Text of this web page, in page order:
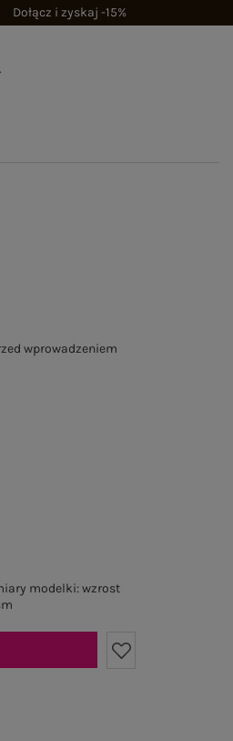
Dołącz i zyskaj -15%
modelki: wzrost
wprowadzeniem